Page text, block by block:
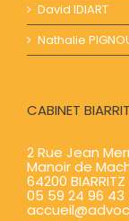
David IDIART​​
Nathalie
CABINET
2 Rue Jean
Manoir de
64200 BIARRITZ
05 59 24 96 43